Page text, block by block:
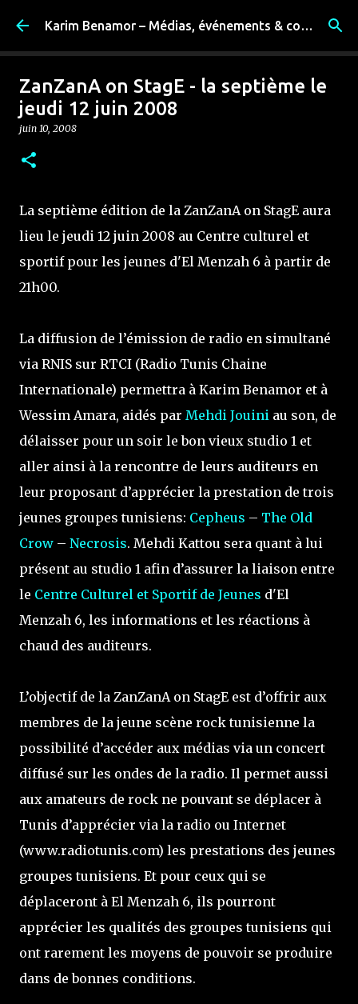
Accéder au contenu principal Karim Benamor – Médias, événements & coulisses
ZanZanA on StagE - la septième le
jeudi 12 juin 2008
juin 10, 2008
La septième édition de la ZanZanA on StagE aura
lieu le jeudi 12 juin 2008 au Centre culturel et
sportif pour les jeunes d'El Menzah 6 à partir de
21h00.
La diffusion de l’émission de radio en simultané
via RNIS sur RTCI (Radio Tunis Chaine
Internationale) permettra à Karim Benamor et à
Wessim Amara, aidés par Mehdi Jouini au son, de
délaisser pour un soir le bon vieux studio 1 et
aller ainsi à la rencontre de leurs auditeurs en
leur proposant d’apprécier la prestation de trois
jeunes groupes tunisiens: Cepheus – The Old
Crow – Necrosis. Mehdi Kattou sera quant à lui
présent au studio 1 afin d’assurer la liaison entre
le Centre Culturel et Sportif de Jeunes d'El
Menzah 6, les informations et les réactions à
chaud des auditeurs.
L’objectif de la ZanZanA on StagE est d’offrir aux
membres de la jeune scène rock tunisienne la
possibilité d’accéder aux médias via un concert
diffusé sur les ondes de la radio. Il permet aussi
aux amateurs de rock ne pouvant se déplacer à
Tunis d’apprécier via la radio ou Internet
(www.radiotunis.com) les prestations des jeunes
groupes tunisiens. Et pour ceux qui se
déplaceront à El Menzah 6, ils pourront
apprécier les qualités des groupes tunisiens qui
ont rarement les moyens de pouvoir se produire
dans de bonnes conditions.